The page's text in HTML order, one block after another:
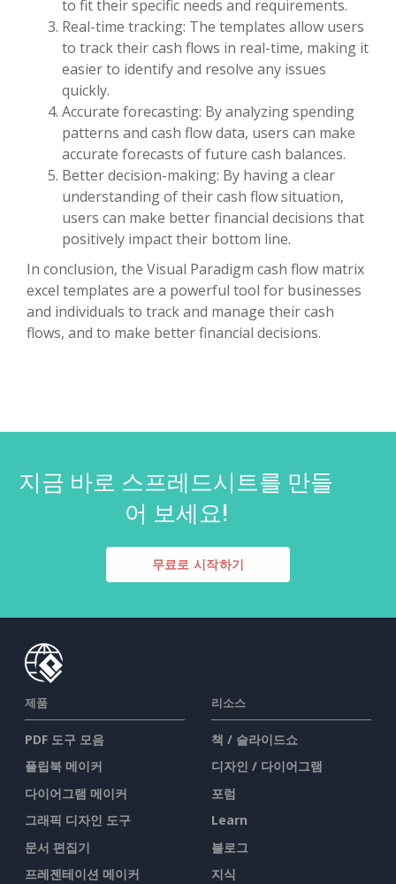
to fit their specific needs and requirements.
Real-time tracking: The templates allow users
to track their cash flows in real-time, making it
easier to identify and resolve any issues
quickly.
Accurate forecasting: By analyzing spending
patterns and cash flow data, users can make
accurate forecasts of future cash balances.
Better decision-making: By having a clear
understanding of their cash flow situation,
users can make better financial decisions that
positively impact their bottom line.
In conclusion, the Visual Paradigm cash flow matrix
excel templates are a powerful tool for businesses
and individuals to track and manage their cash
flows, and to make better financial decisions.
지금 바로 스프레드시트를 만들
어 보세요!
무료로 시작하기
제품
PDF 도구 모음
플립북 메이커
다이어그램 메이커
그래픽 디자인 도구
문서 편집기
프레젠테이션 메이커
리소스
책 / 슬라이드쇼
디자인 / 다이어그램
포럼
Learn
블로그
지식